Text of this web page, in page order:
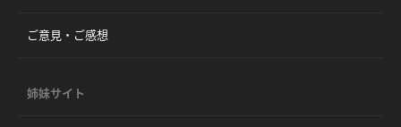
ご意見・ご感想
姉妹サイト